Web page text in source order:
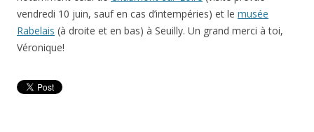
vendredi 10 juin, sauf en cas d’intempéries) et le musée
Rabelais (à droite et en bas) à Seuilly. Un grand merci à toi,
Véronique!